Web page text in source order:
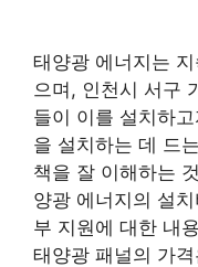
태양광 에너지는
으며, 인천시 서구
들이 이를 설치하
을 설치하는 데 드
책을 잘 이해하는
양광 에너지의 설
부 지원에 대한 내
태양광 패널의 가